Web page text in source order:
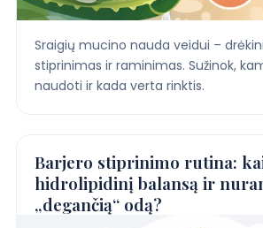
Sraigių mucino nauda veidui –
stiprinimas ir raminimas. Sužinok,
naudoti ir kada verta rinktis.
Barjero stiprinimo rutina:
hidrolipidinį balansą ir
„degančią“ odą?